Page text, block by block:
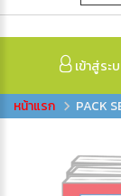
เข้าสู่ระ
PACK